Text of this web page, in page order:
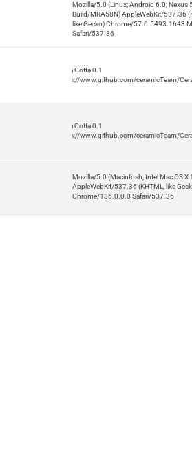
Mozilla/5.0 (Linux; Android 6.0; Nexus
Build/MRA58N) AppleWebKit/537.36
like Gecko) Chrome/57.0.5493.1643
Safari/537.36
Terra Cotta 0.1
https://www.github.com/ceramicTeam/
Terra Cotta 0.1
https://www.github.com/ceramicTeam/
Mozilla/5.0 (Macintosh; Intel Mac OS X
AppleWebKit/537.36 (KHTML, like
Chrome/136.0.0.0 Safari/537.36